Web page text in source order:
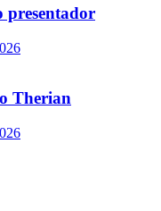
presentador
Therian